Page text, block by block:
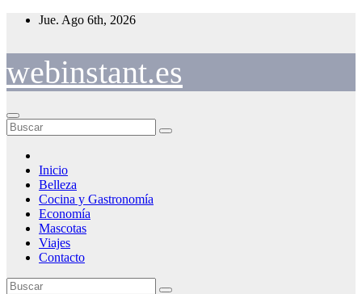
Saltar
Jue. Ago 6th, 2026
webinstant.es
Inicio
Belleza
Cocina y Gastronomía
Economía
Mascotas
Viajes
Contacto